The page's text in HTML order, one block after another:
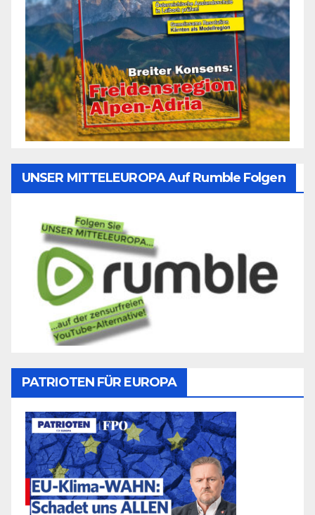
UNSER MITTELEUROPA Auf Rumble Folgen
PATRIOTEN FÜR EUROPA